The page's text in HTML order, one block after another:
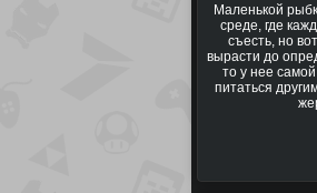
Маленькой
среде, где
съесть, но
вырасти до
то у нее
питаться